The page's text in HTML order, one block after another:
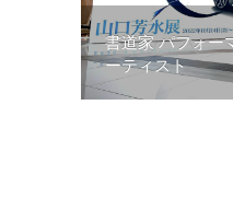
書道家 パフォー
ーティスト